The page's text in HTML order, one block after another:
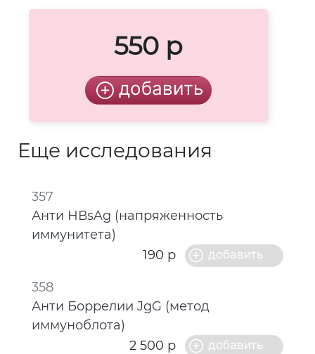
550 р
Еще исследования
357
Анти НВsAg (напряженность
иммунитета)
190 р
358
Анти Боррелии JgG (метод
иммуноблота)
2 500 р